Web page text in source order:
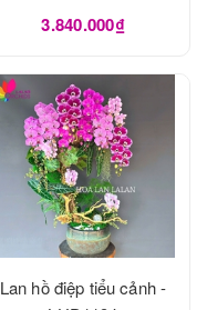
3.840.000₫
Lan hồ điệp tiểu cảnh -